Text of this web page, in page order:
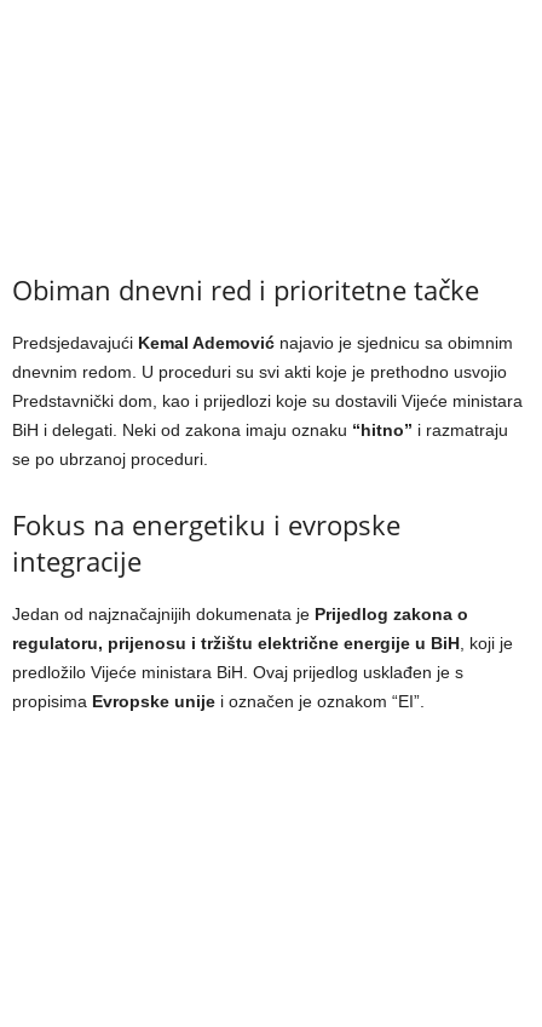
Obiman dnevni red i prioritetne tačke
Predsjedavajući Kemal Ademović najavio je sjednicu sa obimnim
dnevnim redom. U proceduri su svi akti koje je prethodno usvojio
Predstavnički dom, kao i prijedlozi koje su dostavili Vijeće ministara
BiH i delegati. Neki od zakona imaju oznaku “hitno” i razmatraju
se po ubrzanoj proceduri.
Fokus na energetiku i evropske
integracije
Jedan od najznačajnijih dokumenata je Prijedlog zakona o
regulatoru, prijenosu i tržištu električne energije u BiH, koji je
predložilo Vijeće ministara BiH. Ovaj prijedlog usklađen je s
propisima Evropske unije i označen je oznakom “EI”.